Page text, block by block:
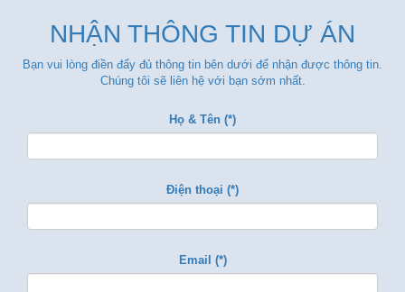
NHẬN THÔNG TIN DỰ ÁN
Bạn vui lòng điền đẩy đủ thông tin bên dưới để nhận được thông tin.
Chúng tôi sẽ liên hệ với bạn sớm nhất.
Họ & Tên (*)
Điện thoại (*)
Email (*)